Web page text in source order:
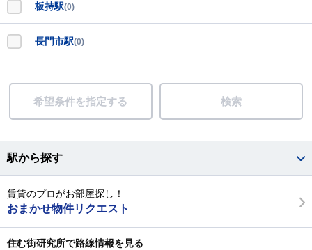
板持駅(0)
長門市駅(0)
希望条件を指定する 検索
駅から探す
賃貸のプロがお部屋探し！
おまかせ物件リクエスト
住む街研究所で路線情報を見る